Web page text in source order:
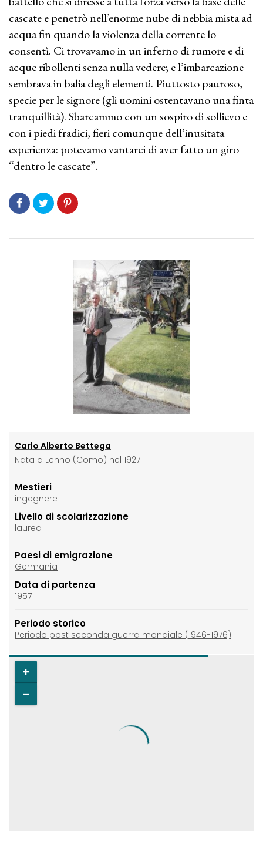
cascate e penetrò nell’enorme nube di nebbia mista ad
acqua fin quando la violenza della corrente lo
consentì. Ci trovavamo in un inferno di rumore e di
acque ribollenti senza nulla vedere; e l’imbarcazione
sembrava in balia degli elementi. Piuttosto pauroso,
specie per le signore (gli uomini ostentavano una finta
tranquillità). Sbarcammo con un sospiro di sollievo e
con i piedi fradici, fieri comunque dell’inusitata
esperienza: potevamo vantarci di aver fatto un giro
“dentro le cascate”.
Carlo Alberto Bettega
Nata a Lenno (Como) nel 1927
Mestieri
ingegnere
Livello di scolarizzazione
laurea
Paesi di emigrazione
Germania
Data di partenza
1957
Periodo storico
Periodo post seconda guerra mondiale (1946-1976)